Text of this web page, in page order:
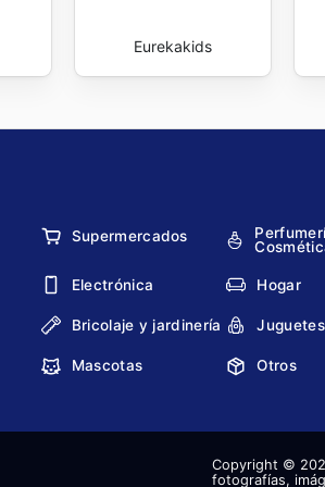
Eurekakids
Supermercados
Electrónica Hogar
Bricolaje y jardinería
Mascotas Otros
Copyright ©
fotografías,